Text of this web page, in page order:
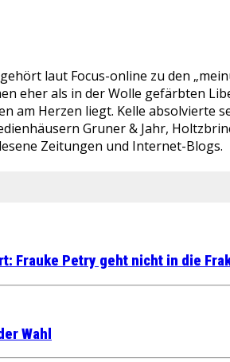
laut Focus-online zu den
eher als in der Wolle gefärbten
am Herzen liegt. Kelle absolvierte
Gruner & Jahr,
Zeitungen und Internet-Blogs.
Frauke Petry geht nicht in die
Wahl